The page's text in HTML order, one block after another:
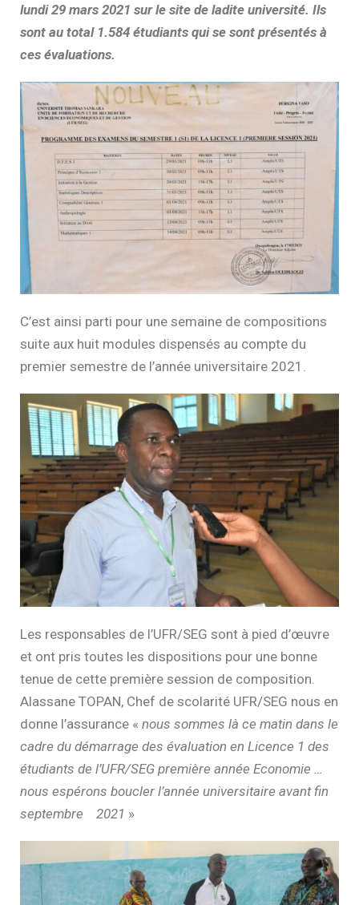
lundi 29 mars 2021 sur le site de ladite université. Ils
sont au total 1.584 étudiants qui se sont présentés à
ces évaluations.
C’est ainsi parti pour une semaine de compositions
suite aux huit modules dispensés au compte du
premier semestre de l’année universitaire 2021.
Les responsables de l’UFR/SEG sont à pied d’œuvre
et ont pris toutes les dispositions pour une bonne
tenue de cette première session de composition.
Alassane TOPAN, Chef de scolarité UFR/SEG nous en
donne l’assurance « nous sommes là ce matin dans le
cadre du démarrage des évaluation en Licence 1 des
étudiants de l’UFR/SEG première année Economie …
nous espérons boucler l’année universitaire avant fin
septembre 2021 »